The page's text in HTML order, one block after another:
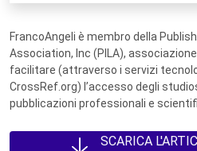
FrancoAngeli è membro della
Association, Inc (PILA),
facilitare (attraverso i servizi
CrossRef.org) l’accesso degli
pubblicazioni professionali e
SCARICA